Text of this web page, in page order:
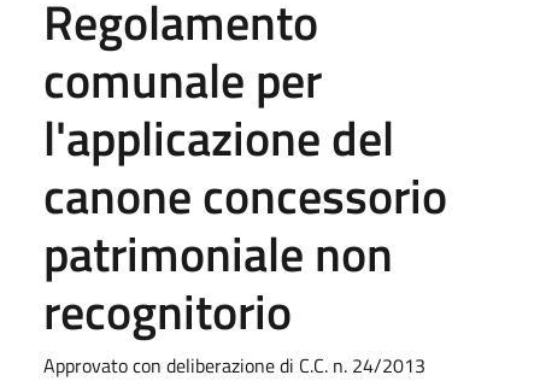
Regolamento
comunale per
l'applicazione del
canone concessorio
patrimoniale non
recognitorio
Approvato con deliberazione di C.C. n. 24/2013